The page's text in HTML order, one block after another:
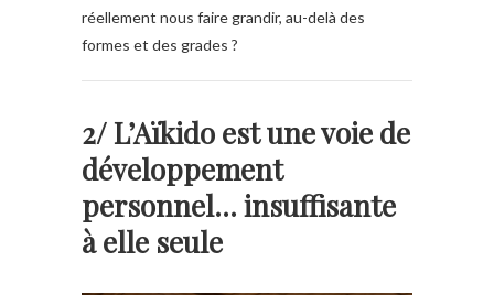
réellement nous faire grandir, au-delà des
formes et des grades ?
2/ L’Aïkido est une voie de
développement
personnel… insuffisante
à elle seule